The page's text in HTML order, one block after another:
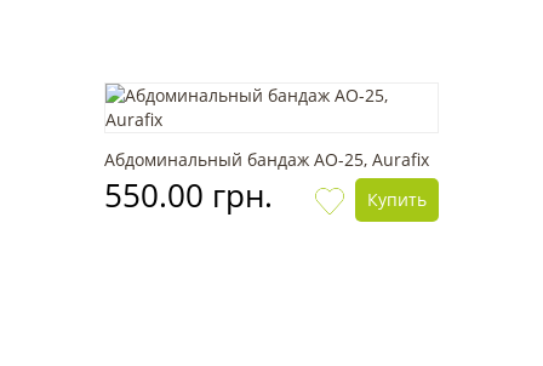
Абдоминальный бандаж AO-25, Aurafix
550.00 грн. Купить